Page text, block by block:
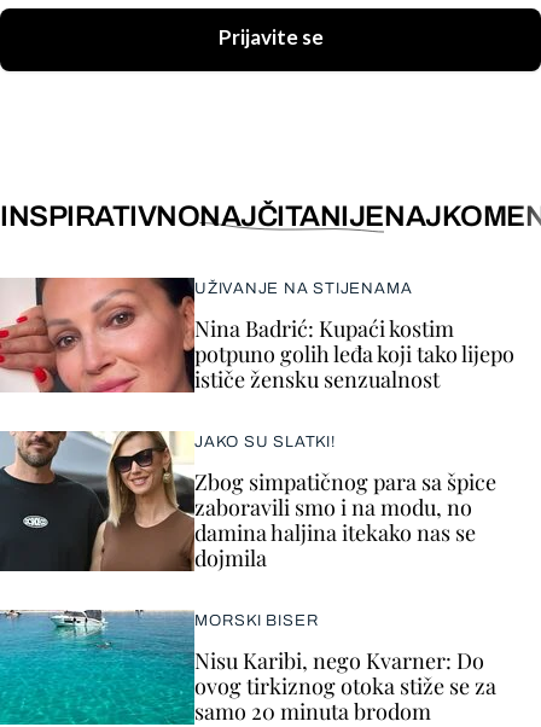
Prijavite se
INSPIRATIVNONAJČITANIJE
UŽIVANJE NA STIJENAMA
Nina Badrić: Kupaći kostim
potpuno golih leđa koji tako lijepo
ističe žensku senzualnost
JAKO SU SLATKI!
Zbog simpatičnog para sa špice
zaboravili smo i na modu, no
damina haljina itekako nas se
dojmila
MORSKI BISER
Nisu Karibi, nego Kvarner: Do
ovog tirkiznog otoka stiže se za
samo 20 minuta brodom